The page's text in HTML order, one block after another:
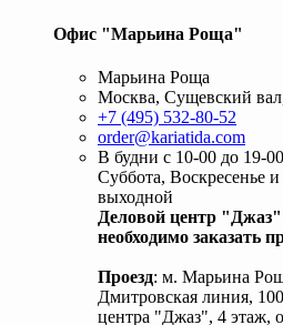
Офис "Марьина Роща"
Марьина Роща
Москва, Сущевский
+7 (495) 532-80-52
order@kariatida.com
В будни с 10-00 до 19-
Суббота, Воскресенье
выходной
Деловой центр
необходимо заказать
Проезд: м. Марьина
Дмитровская линия,
центра "Джаз", 4 этаж,